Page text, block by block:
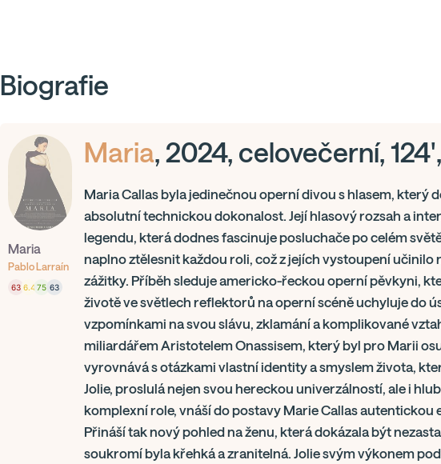
Biografie
Maria
Pablo Larraín
63 6.4 75 63
Maria, 2024, celovečerní,
Maria Callas byla jedinečnou operní divou s hlasem, který
absolutní technickou dokonalost. Její hlasový rozsah a
legendu, která dodnes fascinuje posluchače po celém
naplno ztělesnit každou roli, což z jejích vystoupení učinilo
zážitky. Příběh sleduje americko-řeckou operní pěvkyni,
životě ve světlech reflektorů na operní scéně uchyluje do
vzpomínkami na svou slávu, zklamání a komplikované
miliardářem Aristotelem Onassisem, který byl pro Marii
vyrovnává s otázkami vlastní identity a smyslem života,
Jolie, proslulá nejen svou hereckou univerzálností, ale i
komplexní role, vnáší do postavy Marie Callas
Přináší tak nový pohled na ženu, která dokázala být
soukromí byla křehká a zranitelná. Jolie svým výkonem